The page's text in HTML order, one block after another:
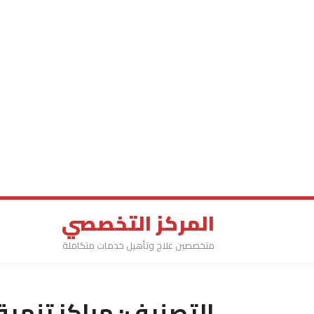
المركز التخصصي
متخصصين علاج وتأهيل خدمات متكاملة